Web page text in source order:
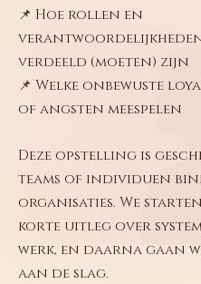
📌 Hoe rollen en
verdeeld (moeten) zijn
📌 Welke onbewuste
of angsten meespelen
Deze opstelling is
teams of individuen
organisaties. We
korte uitleg over
werk, en daarna gaan
aan de slag.